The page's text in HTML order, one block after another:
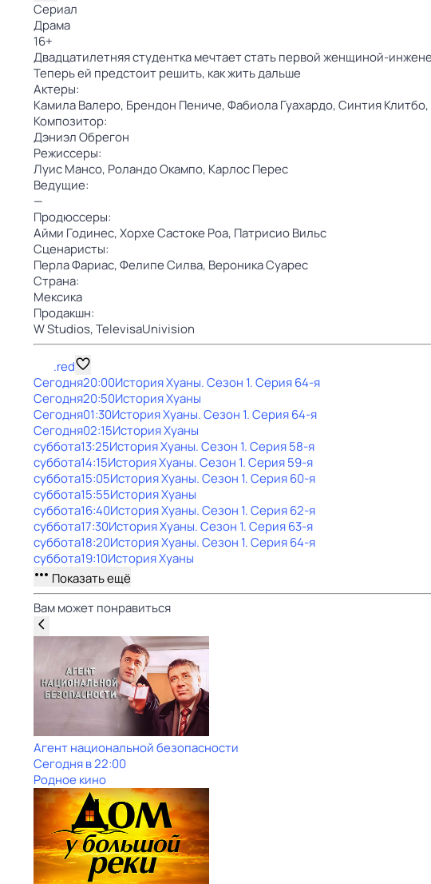
Сериал
Драма
16+
Двадцатилетняя студентка мечтает стать первой женщиной-
Теперь ей предстоит решить, как жить дальше
Актеры:
Камила Валеро, Брендон Пениче,Фабиола Гуахардо,Синтия Клитбо,
Композитор:
Дэниэл Обрегон
Режиссеры:
Луис Мансо, Роландо Окампо, Карлос Перес
Ведущие:
—
Продюссеры:
Айми Годинес,Хорхе Састоке Роа, Патрисио Вильс
Сценаристы:
Перла Фариас,Фелипе Силва, Вероника Суарес
Страна:
Мексика
Продакшн:
W Studios,TelevisaUnivision
.red
Сегодня20:00История Хуаны. Сезон 1. Серия 64-я
Сегодня20:50История Хуаны
Сегодня01:30История Хуаны. Сезон 1. Серия 64-я
Сегодня02:15История Хуаны
суббота13:25История Хуаны. Сезон 1. Серия 58-я
суббота14:15История Хуаны. Сезон 1. Серия 59-я
суббота15:05История Хуаны. Сезон 1. Серия 60-я
суббота15:55История Хуаны
суббота16:40История Хуаны. Сезон 1. Серия 62-я
суббота17:30История Хуаны. Сезон 1. Серия 63-я
суббота18:20История Хуаны. Сезон 1. Серия 64-я
суббота19:10История Хуаны
Показать ещё
Вам может понравиться
Агент национальной безопасности
Сегодня в 22:00
Родное кино